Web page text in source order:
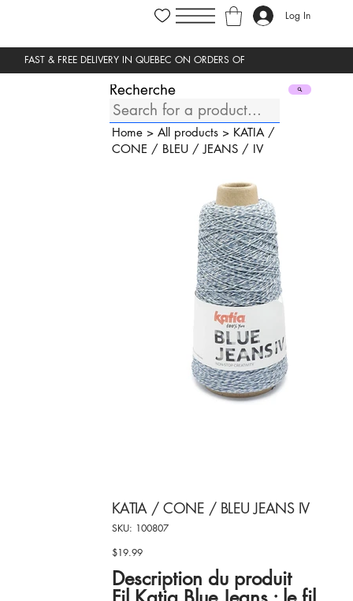
Log In
Recherche
Home> All products> KATIA /
CONE / BLEU / JEANS / IV
KATIA / CONE / BLEU JEANS IV
SKU:
SKU
100807
100807
Price
$19.99
Description du produit